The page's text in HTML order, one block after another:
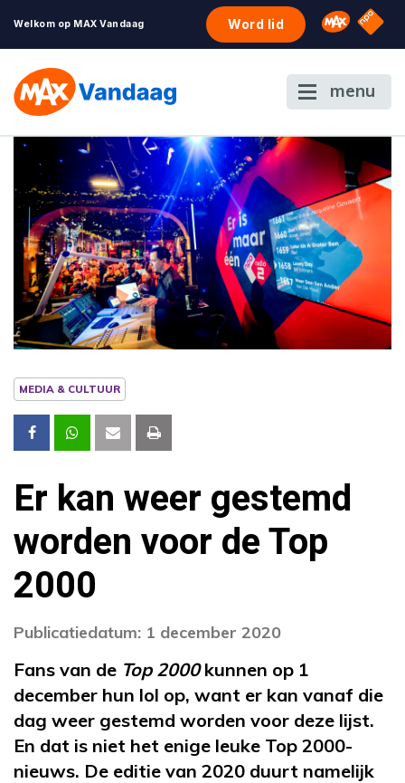
Welkom op MAX Vandaag Word lid Omroep
NPO
menu
MEDIA & CULTUUR
Er kan weer gestemd
worden voor de Top
2000
Publicatiedatum: 1 december 2020
Fans van de Top 2000kunnen op 1
december hun lol op, want er kan vanaf die
dag weer gestemd worden voor deze lijst.
En dat is niet het enige leuke Top 2000-
nieuws. De editie van 2020 duurt namelijk